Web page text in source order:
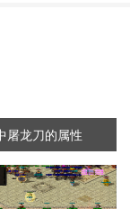
屠龙刀的属性